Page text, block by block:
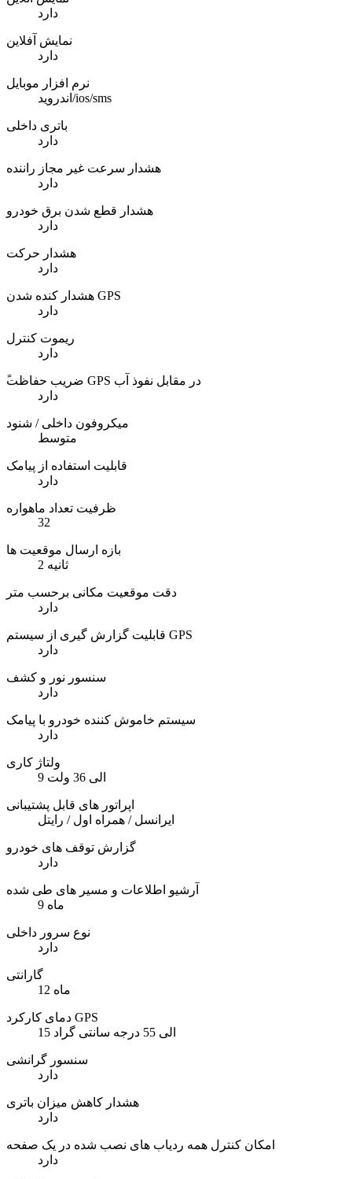
دارد
نمایش آفلاین
دارد
نرم افزار موبایل
اندروید/ios/sms
باتری داخلی
دارد
هشدار سرعت غیر مجاز راننده
دارد
هشدار قطع شدن برق خودرو
دارد
هشدار حرکت
دارد
هشدار کنده شدن GPS
دارد
ریموت کنترل
دارد
ًضریب حفاظت GPS در مقابل نفوذ آب
دارد
میکروفون داخلی / شنود
متوسط
قابلیت استفاده از پیامک
دارد
ظرفیت تعداد ماهواره
32
بازه ارسال موقعیت ها
2 ثانیه
دقت موقعیت مکانی برحسب متر
دارد
قابلیت گزارش گیری از سیستم GPS
دارد
سنسور نور و کشف
دارد
سیستم خاموش کننده خودرو با پیامک
دارد
ولتاژ کاری
9 الی 36 ولت
اپراتور های قابل پشتیبانی
ایرانسل / همراه اول / رایتل
گزارش توقف های خودرو
دارد
آرشیو اطلاعات و مسیر های طی شده
9 ماه
نوع سرور داخلی
دارد
گارانتی
12 ماه
دمای کارکرد GPS
15 الی 55 درجه سانتی گراد
سنسور گرانشی
دارد
هشدار کاهش میزان باتری
دارد
امکان کنترل همه ردیاب های نصب شده در یک صفحه
دارد